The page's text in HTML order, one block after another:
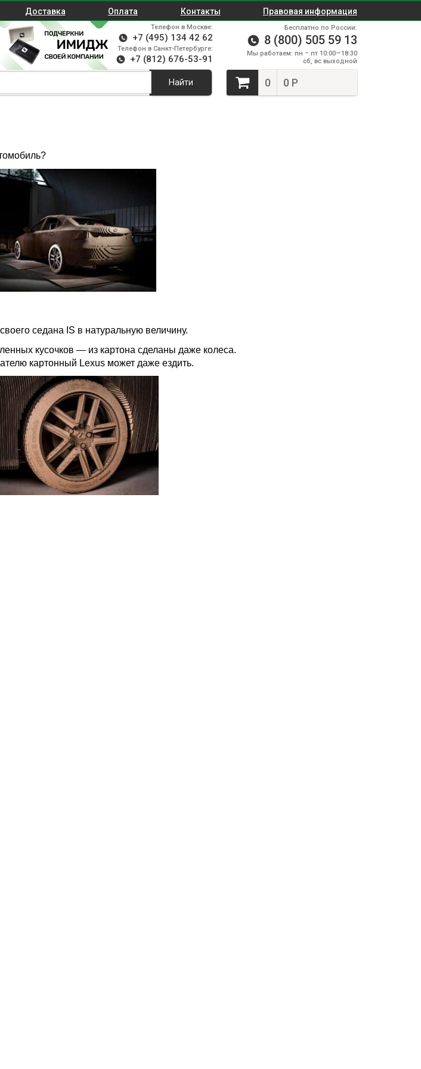
Доставка Оплата Контакты Правовая информация
Телефон в Москве:
+7 (495) 134 42 62
Телефон в Санкт-Петербурге:
+7 (812) 676-53-91
Бесплатно по России:
8 (800) 505 59 13
Мы работаем: пн – пт 10:00—18:30
сб, вс выходной
Найти 0 0 Р
седана IS в натуральную величину.
кусочков — из картона сделаны даже колеса.
картонный Lexus может даже ездить.